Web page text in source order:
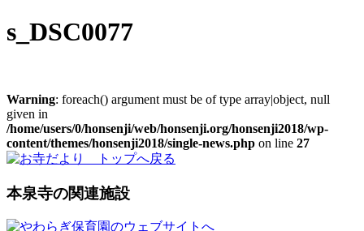
s_DSC0077
Warning: foreach() argument must be of type array|object, null
given in
/home/users/0/honsenji/web/honsenji.org/honsenji2018/wp-
content/themes/honsenji2018/single-news.php on line 27
本泉寺の関連施設